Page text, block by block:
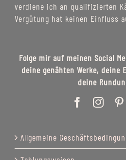
verdiene ich an qualifizierten
Vergütung hat keinen Einfluss
Folge mir auf meinen Social
deine genähten Werke, deine
deine
Allgemeine